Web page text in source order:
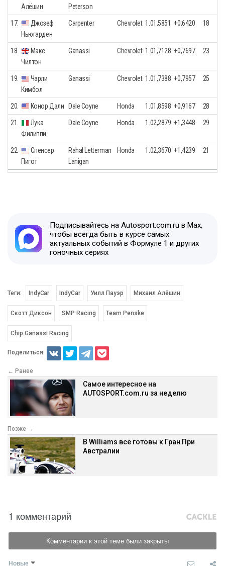
Алёшин
Peterson
17.
Джозеф
Ньюгарден
Carpenter Chevrolet 1.01,5851 +0,6420 18
18.
Макс
Чилтон
Ganassi Chevrolet 1.01,7128 +0,7697 23
19.
Чарли
Кимбол
Ganassi Chevrolet 1.01,7388 +0,7957 25
20. Конор Дэли Dale Coyne Honda 1.01,8598 +0,9167 28
21.
Лука
Филиппи
Dale Coyne Honda 1.02,2879 +1,3448 29
22.
Спенсер
Пигот
Rahal Letterman
Lanigan
Honda 1.02,3670 +1,4239 21
Подписывайтесь на Autosport.com.ru в Max,
чтобы всегда быть в курсе самых
актуальных событий в Формуле 1 и других
гоночных сериях
Теги: IndyCar IndyCar Уилл Пауэр Михаил Алёшин
Скотт Диксон SMP Racing Team Penske
Chip Ganassi Racing
Поделиться:
← Ранее
Самое интересное на
AUTOSPORT.com.ru за неделю
Позже →
В Williams все готовы к Гран При
Австралии
1 комментарий
Комментарии к этой теме были закрыты
Новые